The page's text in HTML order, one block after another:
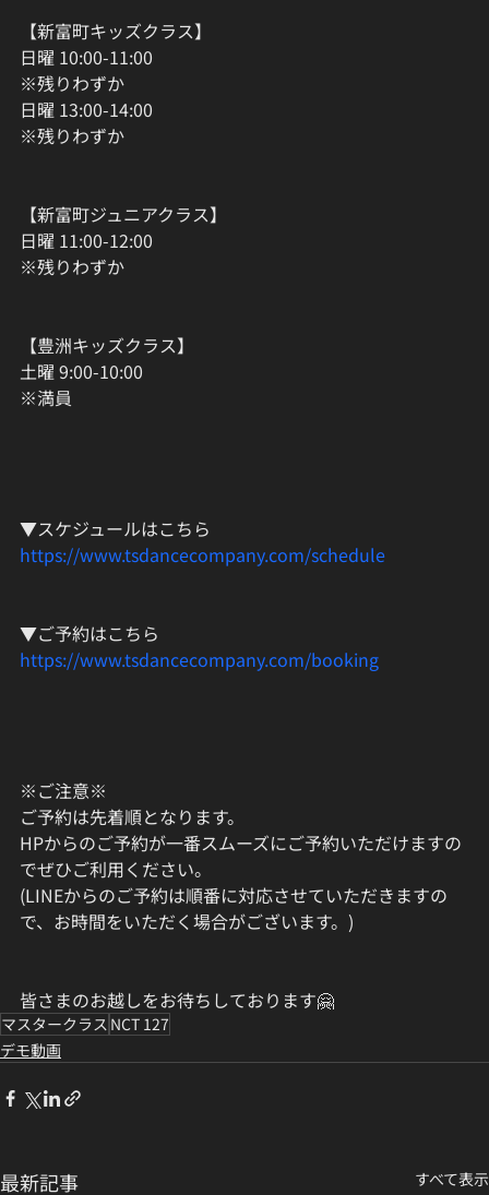
【新富町キッズクラス】
日曜 10:00-11:00
※残りわずか
日曜 13:00-14:00
※残りわずか
【新富町ジュニアクラス】
日曜 11:00-12:00
※残りわずか
【豊洲キッズクラス】
土曜 9:00-10:00
※満員
▼スケジュールはこちら
https://www.tsdancecompany.com/schedule
▼ご予約はこちら
https://www.tsdancecompany.com/booking
※ご注意※
ご予約は先着順となります。
HPからのご予約が一番スムーズにご予約いただけますの
でぜひご利用ください。
(LINEからのご予約は順番に対応させていただきますの
で、お時間をいただく場合がございます。)
皆さまのお越しをお待ちしております🤗
マスタークラス NCT 127
デモ動画
最新記事 すべて表示